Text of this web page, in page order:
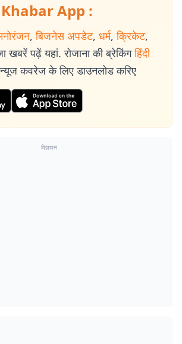
App :
, बिजनेस अपडेट, धर्म, क्रिकेट,
खबरें पढ़ें यहां. रोजाना की ब्रेकिंग हिंदी
कवरेज के लिए डाउनलोड करिए
विज्ञापन